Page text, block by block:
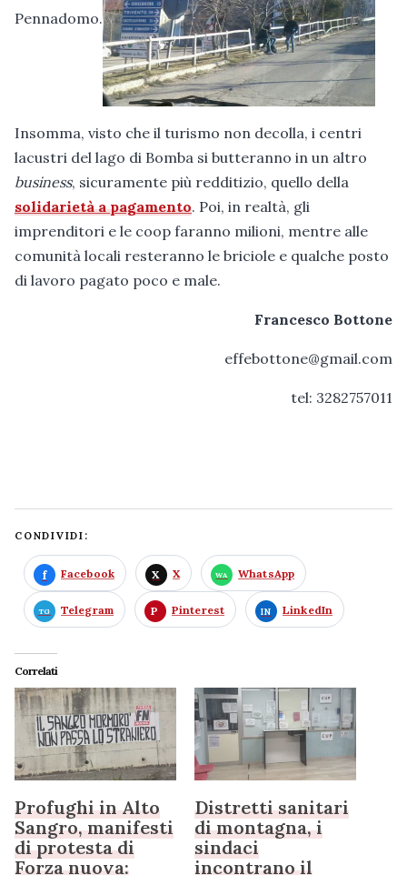
Pennadomo.
Insomma, visto che il turismo non decolla, i centri
lacustri del lago di Bomba si butteranno in un altro
business, sicuramente più redditizio, quello della
solidarietà a pagamento. Poi, in realtà, gli
imprenditori e le coop faranno milioni, mentre alle
comunità locali resteranno le briciole e qualche posto
di lavoro pagato poco e male.
Francesco Bottone
effebottone@gmail.com
tel: 3282757011
CONDIVIDI:
Facebook X WhatsApp
Telegram Pinterest LinkedIn
Correlati
Profughi in Alto
Sangro, manifesti
di protesta di
Forza nuova:
Distretti sanitari
di montagna, i
sindaci
incontrano il